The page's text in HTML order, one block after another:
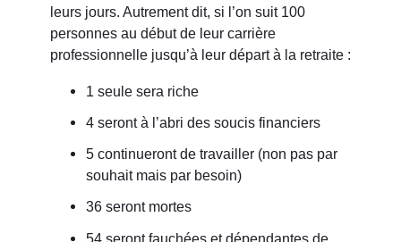
leurs jours. Autrement dit, si l’on suit 100
personnes au début de leur carrière
professionnelle jusqu’à leur départ à la retraite :
1 seule sera riche
4 seront à l’abri des soucis financiers
5 continueront de travailler (non pas par
souhait mais par besoin)
36 seront mortes
54 seront fauchées et dépendantes de